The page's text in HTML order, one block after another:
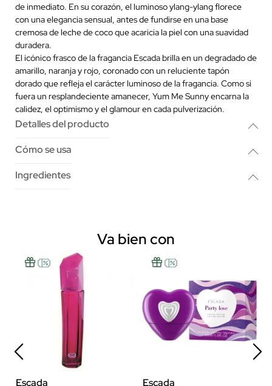
de inmediato. En su corazón, el luminoso ylang-ylang florece
con una elegancia sensual, antes de fundirse en una base
cremosa de leche de coco que acaricia la piel con una suavidad
duradera.
El icónico frasco de la fragancia Escada brilla en un degradado de
amarillo, naranja y rojo, coronado con un reluciente tapón
dorado que refleja el carácter luminoso de la fragancia. Como si
fuera un resplandeciente amanecer, Yum Me Sunny encarna la
calidez, el optimismo y el glamour en cada pulverización.
Detalles del producto
Cómo se usa
Ingredientes
Va bien con
Escada Escada